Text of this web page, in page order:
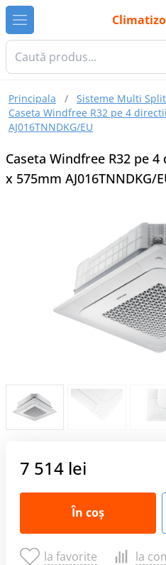
Principala / Sisteme Multi Split
Caseta Windfree R32 pe 4
AJ016TNNDKG/EU
Caseta Windfree R32 pe
x 575mm AJ016TNNDKG/
7 514 lei
În coș
la favorite la